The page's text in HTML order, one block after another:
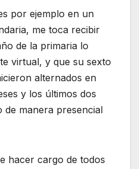
por ejemplo en un
me toca recibir
de la primaria lo
virtual, y que su sexto
alternados en
y los últimos dos
de manera presencial
hacer cargo de todos